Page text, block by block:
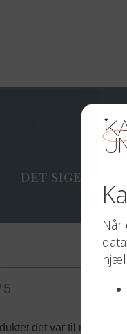
DET SIGER DE
det var til mit